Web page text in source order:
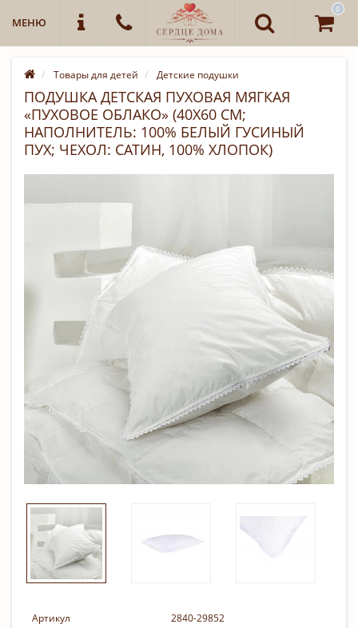
МЕНЮ
0
Товары для детей Детские подушки
ПОДУШКА ДЕТСКАЯ ПУХОВАЯ МЯГКАЯ
«ПУХОВОЕ ОБЛАКО» (40Х60 СМ;
НАПОЛНИТЕЛЬ: 100% БЕЛЫЙ ГУСИНЫЙ
ПУХ; ЧЕХОЛ: САТИН, 100% ХЛОПОК)
Артикул
2840-29852